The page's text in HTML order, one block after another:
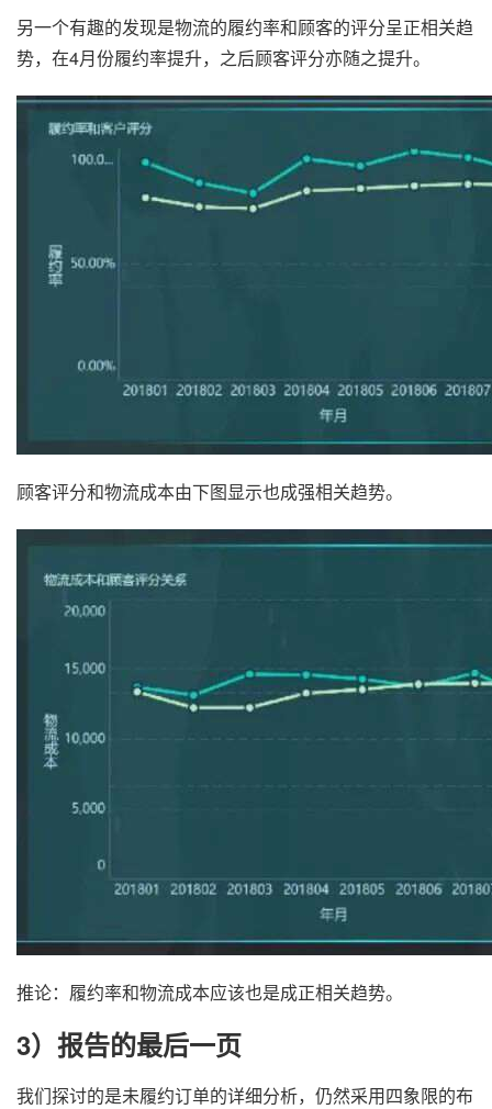
另一个有趣的发现是物流的履约率和顾客的评分呈正相关趋
势，在4月份履约率提升，之后顾客评分亦随之提升。
顾客评分和物流成本由下图显示也成强相关趋势。
推论：履约率和物流成本应该也是成正相关趋势。
3）报告的最后一页
我们探讨的是未履约订单的详细分析，仍然采用四象限的布